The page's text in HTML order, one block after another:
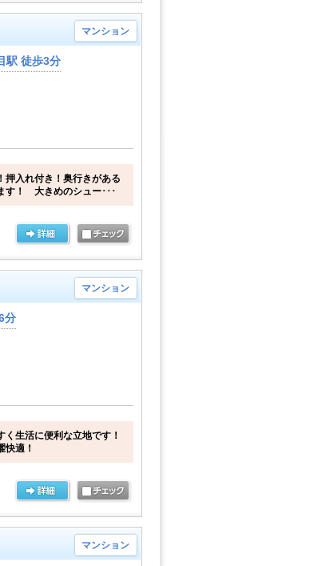
マンション
駅 徒歩3分
押入れ付き！奥行きがある
す！ 大きめのシュー･･･
マンション
分
生活に便利な立地です！
快適！
マンション